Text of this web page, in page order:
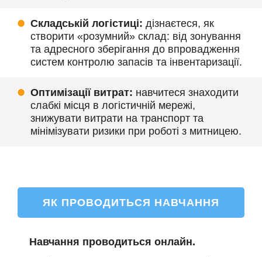
Складській логістиці: дізнаєтеся, як
створити «розумний» склад: від зонування
та адресного зберігання до впровадження
систем контролю запасів та інвентаризації.
Оптимізації витрат: навчитеся знаходити
слабкі місця в логістичній мережі,
знижувати витрати на транспорт та
мінімізувати ризики при роботі з митницею.
ЯК ПРОВОДИТЬСЯ НАВЧАННЯ
Навчання проводиться онлайн.